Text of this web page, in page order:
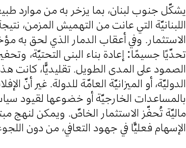
يشكّل جنوب لبنان، بما يزخر به من موارد
اللبنانيّة التي عانت من التهميش المزمن،
الاستثمار. وفي أعقاب الدمار الذي لحق به
تحدّيًا جسيمًا: إعادة بناء البنى التحتيّة،
الصمود على المدى الطويل. تقليديًّا، كانت
الدوليّة، أو الميزانيّة العامّة للدولة. غير أنّ
بالمساعدات الخارجيّة أو خضوعها لقيود
ماليّة تُحفّز الاستثمار الخاصّ. ويمكن لنهج
الإسهام فعليًّا في جهود التعافي، من دون